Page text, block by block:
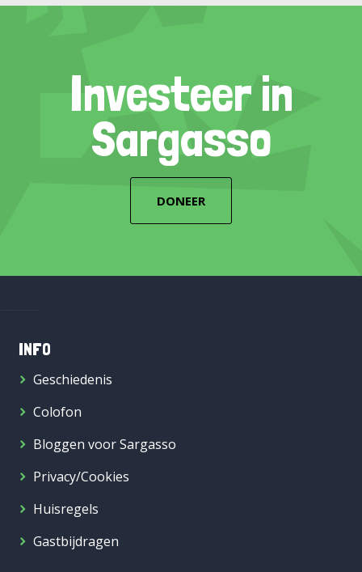
Investeer in
Sargasso
DONEER
INFO
Geschiedenis
Colofon
Bloggen voor Sargasso
Privacy/Cookies
Huisregels
Gastbijdragen